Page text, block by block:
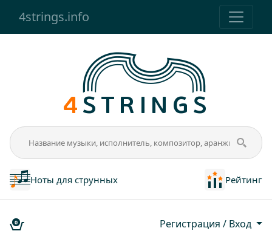
4strings.info
Ноты для струнных Рейтинг
0 Регистрация / Вход